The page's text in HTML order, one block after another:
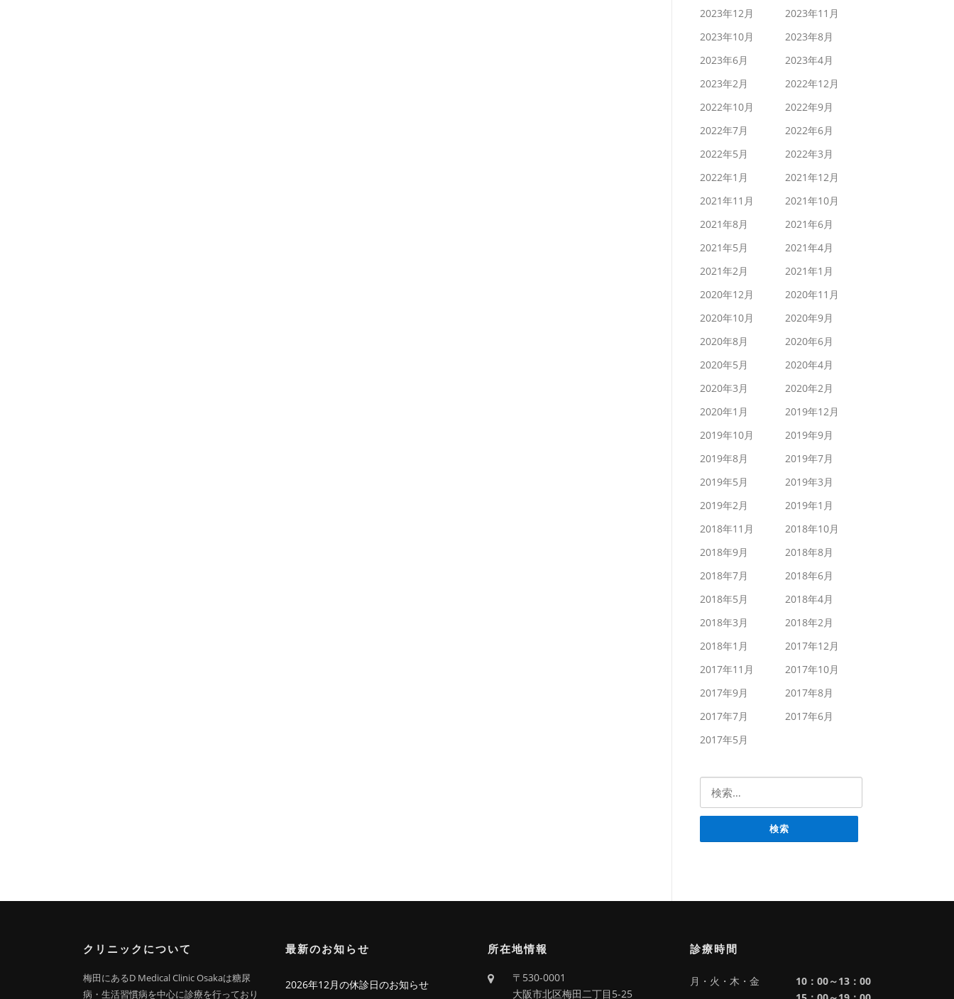
2023年12月
2023年11月
2023年10月
2023年8月
2023年6月
2023年4月
2023年2月
2022年12月
2022年10月
2022年9月
2022年7月
2022年6月
2022年5月
2022年3月
2022年1月
2021年12月
2021年11月
2021年10月
2021年8月
2021年6月
2021年5月
2021年4月
2021年2月
2021年1月
2020年12月
2020年11月
2020年10月
2020年9月
2020年8月
2020年6月
2020年5月
2020年4月
2020年3月
2020年2月
2020年1月
2019年12月
2019年10月
2019年9月
2019年8月
2019年7月
2019年5月
2019年3月
2019年2月
2019年1月
2018年11月
2018年10月
2018年9月
2018年8月
2018年7月
2018年6月
2018年5月
2018年4月
2018年3月
2018年2月
2018年1月
2017年12月
2017年11月
2017年10月
2017年9月
2017年8月
2017年7月
2017年6月
2017年5月
検索:
クリニックについて
梅田にあるD Medical Clinic Osakaは糖尿
病・生活習慣病を中心に診療を行っており
最新のお知らせ
2026年12月の休診日のお知らせ
所在地情報
〒530-0001
大阪市北区梅田二丁目5-25
診療時間
月・火・木・金
10：00～13：00